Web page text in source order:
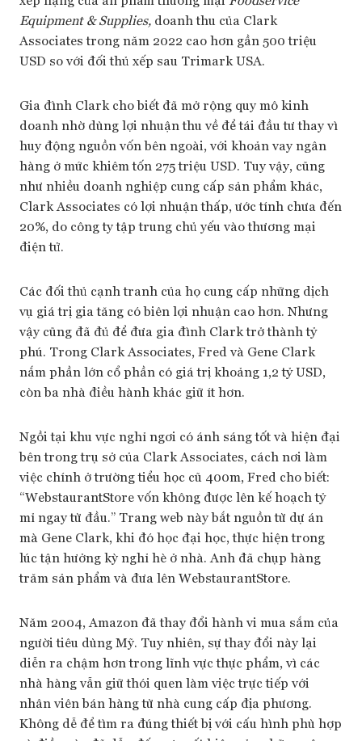
Equipment & Supplies, doanh thu của Clark
Associates trong năm 2022 cao hơn gần 500 triệu
USD so với đối thủ xếp sau Trimark USA.
Gia đình Clark cho biết đã mở rộng quy mô kinh
doanh nhờ dùng lợi nhuận thu về để tái đầu tư thay vì
huy động nguồn vốn bên ngoài, với khoản vay ngân
hàng ở mức khiêm tốn 275 triệu USD. Tuy vậy, cũng
như nhiều doanh nghiệp cung cấp sản phẩm khác,
Clark Associates có lợi nhuận thấp, ước tính chưa đến
20%, do công ty tập trung chủ yếu vào thương mại
điện tử.
Các đối thủ cạnh tranh của họ cung cấp những dịch
vụ giá trị gia tăng có biên lợi nhuận cao hơn. Nhưng
vậy cũng đã đủ để đưa gia đình Clark trở thành tỷ
phú. Trong Clark Associates, Fred và Gene Clark
nắm phần lớn cổ phần có giá trị khoảng 1,2 tỷ USD,
còn ba nhà điều hành khác giữ ít hơn.
Ngồi tại khu vực nghỉ ngơi có ánh sáng tốt và hiện đại
bên trong trụ sở của Clark Associates, cách nơi làm
việc chính ở trường tiểu học cũ 400m, Fred cho biết:
“WebstaurantStore vốn không được lên kế hoạch tỷ
mỉ ngay từ đầu.” Trang web này bắt nguồn từ dự án
mà Gene Clark, khi đó học đại học, thực hiện trong
lúc tận hưởng kỳ nghỉ hè ở nhà. Anh đã chụp hàng
trăm sản phẩm và đưa lên WebstaurantStore.
Năm 2004, Amazon đã thay đổi hành vi mua sắm của
người tiêu dùng Mỹ. Tuy nhiên, sự thay đổi này lại
diễn ra chậm hơn trong lĩnh vực thực phẩm, vì các
nhà hàng vẫn giữ thói quen làm việc trực tiếp với
nhân viên bán hàng từ nhà cung cấp địa phương.
Không dễ để tìm ra đúng thiết bị với cấu hình phù hợp